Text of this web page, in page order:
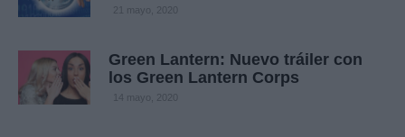
21 mayo, 2020
Green Lantern: Nuevo tráiler con
los Green Lantern Corps
14 mayo, 2020